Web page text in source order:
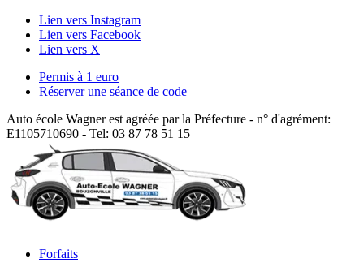
Lien vers Instagram
Lien vers Facebook
Lien vers X
Permis à 1 euro
Réserver une séance de code
Auto école Wagner est agréée par la Préfecture - n° d'agrément:
E1105710690 - Tel: 03 87 78 51 15
Forfaits